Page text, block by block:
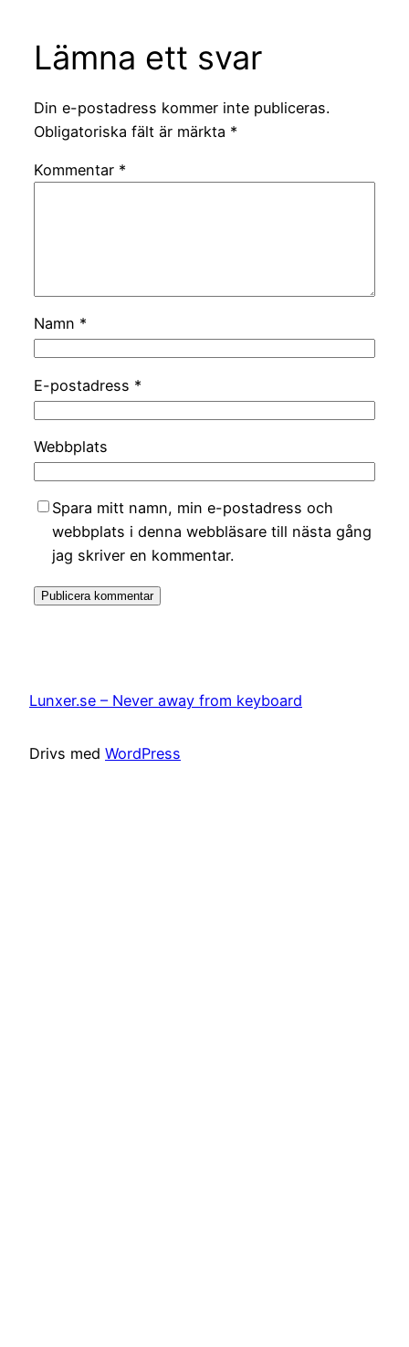
Lämna ett svar
Din e-postadress kommer inte publiceras.
Obligatoriska fält är märkta *
Kommentar *
Namn *
E-postadress *
Webbplats
Spara mitt namn, min e-postadress och
webbplats i denna webbläsare till nästa gång
jag skriver en kommentar.
Lunxer.se – Never away from keyboard
Drivs med WordPress